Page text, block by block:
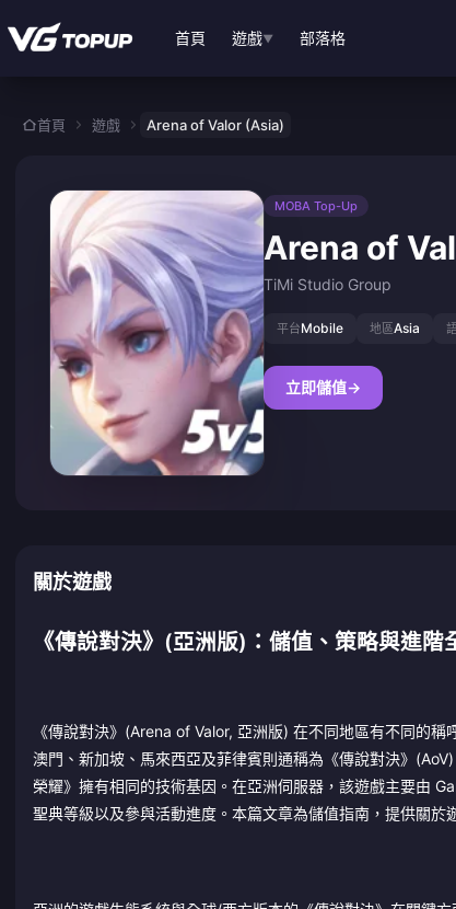
首頁 遊戲▼ 部落格
首頁 遊戲 Arena of Valor (Asia)
MOBA Top-Up
Arena of
TiMi Studio Group
平台Mobile 地區Asia
立即儲值→
關於遊戲
《傳說對決》(亞洲版)：儲值、策略與進階
《傳說對決》(Arena of Valor, 亞洲版) 在不同地區有不同的稱
澳門、新加坡、馬來西亞及菲律賓則通稱為《傳說對決》
榮耀》擁有相同的技術基因。在亞洲伺服器，該遊戲主要由
聖典等級以及參與活動進度。本篇文章為儲值指南，提供關